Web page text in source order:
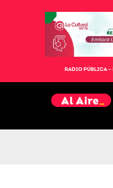
RADIO PÚBLICA –